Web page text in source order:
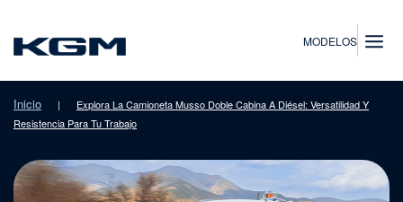
SsangYongMODELOS
Inicio |
Explora La Camioneta Musso Doble Cabina A Diésel: Versatilidad Y
Resistencia Para Tu Trabajo